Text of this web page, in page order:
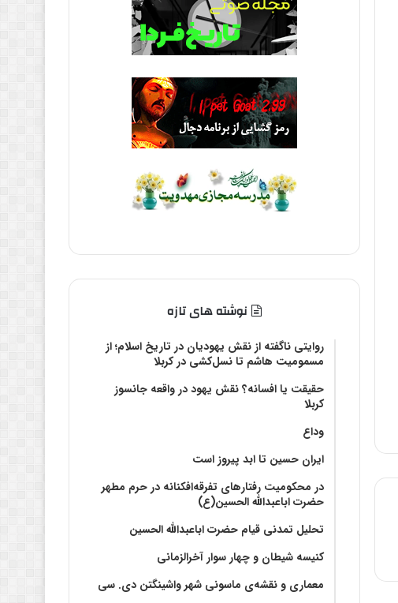
نوشته های تازه
روایتی ناگفته از نقش یهودیان در تاریخ اسلام؛ از
مسمومیت هاشم تا نسل‌کشی در کربلا
حقیقت یا افسانه؟‌ نقش یهود در واقعه جانسوز
کربلا
وداع
ایران حسین تا ابد پیروز است
در محکومیت رفتارهای تفرقه‌افکنانه در حرم مطهر
حضرت اباعبدالله الحسین(ع)
تحلیل تمدنی قیام حضرت اباعبدالله الحسین
کنیسه شیطان و چهار سوار آخرالزمانی
معماری و نقشه‌ی ماسونی شهر واشينگتن دی. سی